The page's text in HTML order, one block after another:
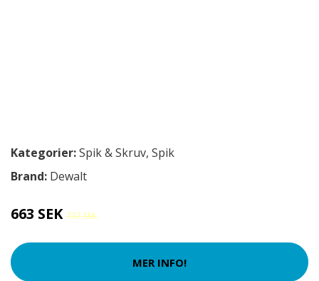
Kategorier:Spik & Skruv, Spik
Brand: Dewalt
663 SEK 737 SEK
MER INFO!